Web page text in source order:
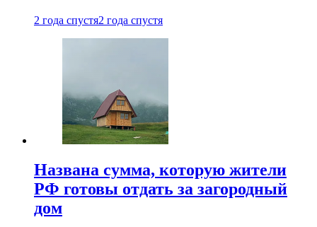
2 года спустя2 года спустя
Названа сумма, которую жители
РФ готовы отдать за загородный
дом